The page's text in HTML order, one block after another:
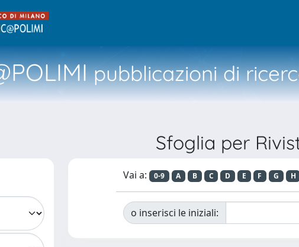
pubblicazioni di
Sfoglia per
Vai a: 0-9 A B C D E F G H
o inserisci le iniziali: